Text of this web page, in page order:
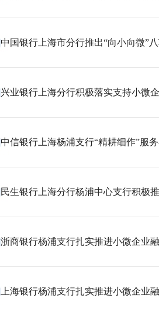
中国银行上海市分行推出“向小向微”
兴业银行上海分行积极落实支持小微
中信银行上海杨浦支行“精耕细作”服
民生银行上海分行杨浦中心支行积极
浙商银行杨浦支行扎实推进小微企业
上海银行杨浦支行扎实推进小微企业